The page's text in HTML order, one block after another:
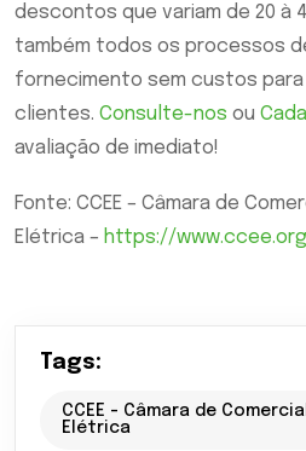
descontos que variam de 20 à
também todos os processos
fornecimento sem custos
clientes. Consulte-nos ou
avaliação de imediato!
Fonte: CCEE – Câmara de
Elétrica – https://
Tags:
CCEE - Câmara de
Elétrica